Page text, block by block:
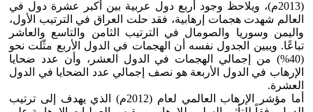
(2013م)، ويلاحظ وجود أربع دول عربية بين أكبر عشرة دول في
العالم شهدت هجمات إرهابية، فقد حلت العراق في الترتيب الأول،
واليمن وسوريا والصومال في الترتيب الثامن والتاسع والعاشر
تباعًا. ويبين الجدول نفسه أن الهجمات في الدول الأربع مثّلت نحو
(40%) من إجمالي الهجمات في الدول العشر، وأن عدد ضحايا
الإرهاب في الدول الأربعة هو نصف إجمالي عدد الضحايا في الدول
العشرة.
أما مؤشر الإرهاب العالمي لعام (2012م) الذي يهدف إلى ترتيب